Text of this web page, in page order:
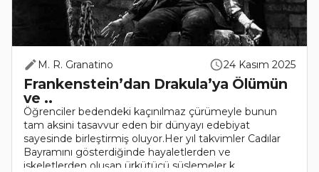
M. R. Granatino 24 Kasım 2025
Frankenstein’dan Drakula’ya Ölümün
ve ..
Öğrenciler bedendeki kaçınılmaz çürümeyle bunun
tam aksini tasavvur eden bir dünyayı edebiyat
sayesinde birleştirmiş oluyor.Her yıl takvimler Cadılar
Bayramını gösterdiğinde hayaletlerden ve
iskeletlerden oluşan ürkütücü süslemeler k..